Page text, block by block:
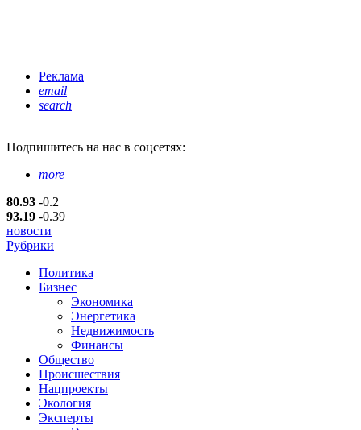
Реклама
email
search
Подпишитесь на нас в соцсетях:
more
80.93 -0.2
93.19 -0.39
новости
Рубрики
Политика
Бизнес
Экономика
Энергетика
Недвижимость
Финансы
Общество
Происшествия
Нацпроекты
Экология
Эксперты